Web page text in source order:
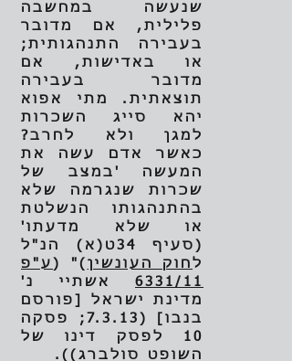
שנעשה במחשבה
פלילית, אם מדובר
בעבירה התנהגותית;
או באדישות, אם
מדובר בעבירה
תוצאתית. מתי אפוא
יהא סייג השכרות
למגן ולא לחרב?
כאשר אדם עשה את
המעשה 'במצב של
שכרות שנגרמה שלא
בהתנהגותו הנשלטת
או שלא מדעתו'
(סעיף 34ט(א) הנ"ל
ל חוק העונשין )" ( ע"פ
6331/11 אשתיי נ'
מדינת ישראל [פורסם
בנבו] (7.3.13; פסקה
10 לפסק דינו של
השופט סולברג)).